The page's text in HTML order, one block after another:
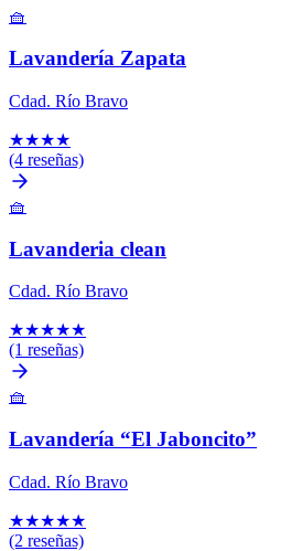
🧺
Lavandería Zapata
Cdad. Río Bravo
★★★★
(4 reseñas)
🧺
Lavanderia clean
Cdad. Río Bravo
★★★★★
(1 reseñas)
🧺
Lavandería “El Jaboncito”
Cdad. Río Bravo
★★★★★
(2 reseñas)